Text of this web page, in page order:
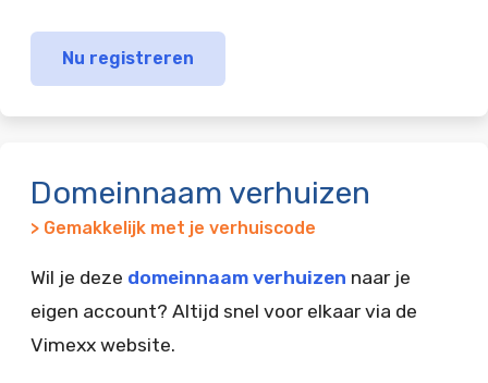
Nu registreren
Domeinnaam verhuizen
> Gemakkelijk met je verhuiscode
Wil je deze domeinnaam verhuizen naar je
eigen account? Altijd snel voor elkaar via de
Vimexx website.